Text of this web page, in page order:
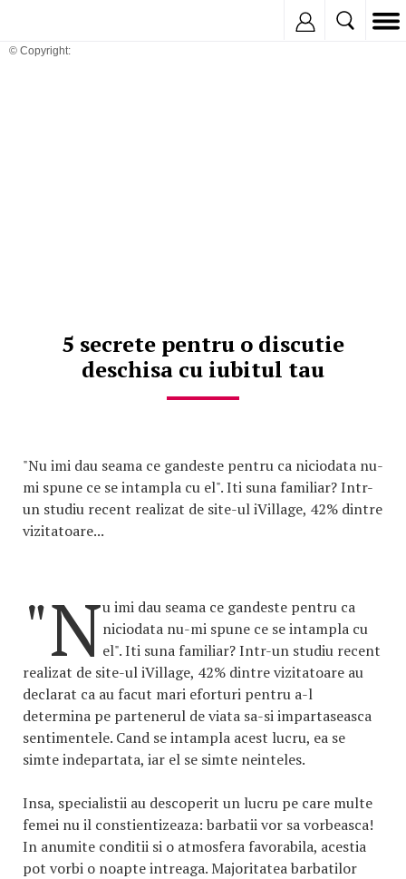
© Copyright:
5 secrete pentru o discutie
deschisa cu iubitul tau
"Nu imi dau seama ce gandeste pentru ca niciodata nu-
mi spune ce se intampla cu el". Iti suna familiar? Intr-
un studiu recent realizat de site-ul iVillage, 42% dintre
vizitatoare...
"Nu imi dau seama ce gandeste pentru ca
niciodata nu-mi spune ce se intampla cu
el". Iti suna familiar? Intr-un studiu recent
realizat de site-ul iVillage, 42% dintre vizitatoare au
declarat ca au facut mari eforturi pentru a-l
determina pe partenerul de viata sa-si impartaseasca
sentimentele. Cand se intampla acest lucru, ea se
simte indepartata, iar el se simte neinteles.
Insa, specialistii au descoperit un lucru pe care multe
femei nu il constientizeaza: barbatii vor sa vorbeasca!
In anumite conditii si o atmosfera favorabila, acestia
pot vorbi o noapte intreaga. Majoritatea barbatilor